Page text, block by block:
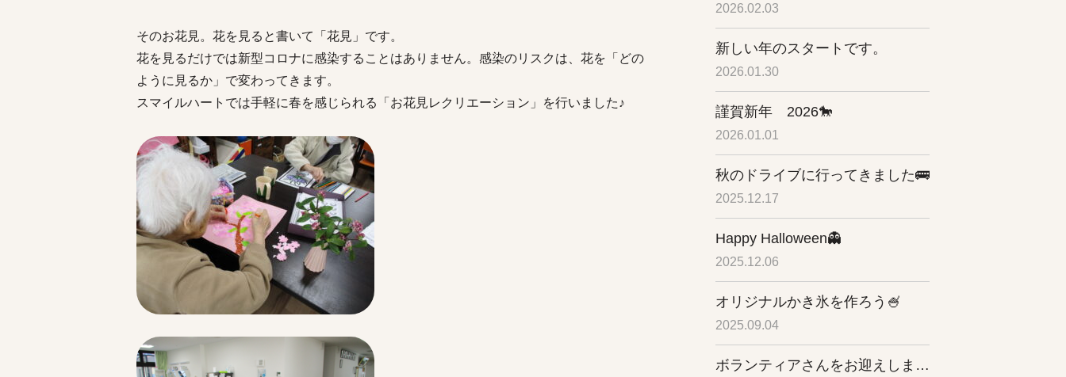
そのお花見。花を見ると書いて「花見」です。
花を見るだけでは新型コロナに感染することはありません。感染のリスクは、花を「どの
ように見るか」で変わってきます。
スマイルハートでは手軽に春を感じられる「お花見レクリエーション」を行いました♪
2026.02.03
新しい年のスタートです。
2026.01.30
謹賀新年 2026🐎
2026.01.01
秋のドライブに行ってきました🚌
2025.12.17
Happy Halloween👻
2025.12.06
オリジナルかき氷を作ろう🍧
2025.09.04
ボランティアさんをお迎えしました✨